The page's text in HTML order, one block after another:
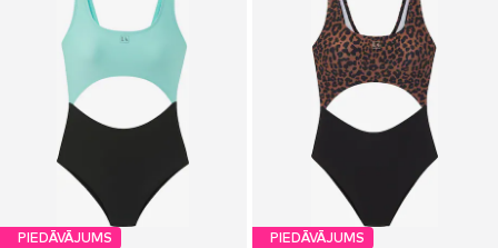
PIEDĀVĀJUMS PIEDĀVĀJUMS